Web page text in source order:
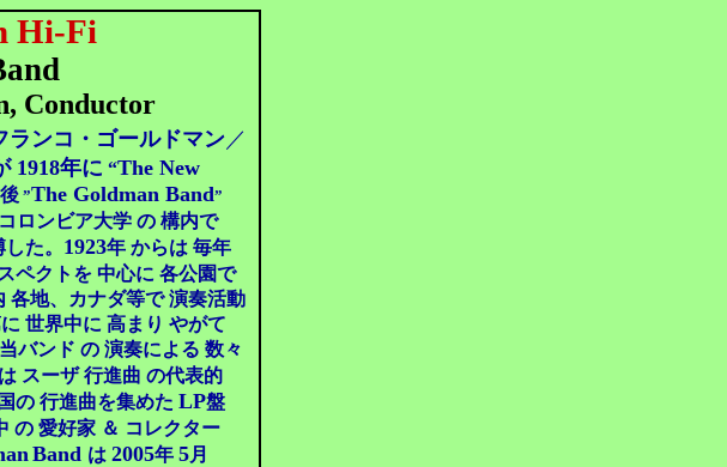
Hi-Fi
Conductor
ランコ・ゴールドマン／
1918年に “The New
”The Goldman Band”
ロンビア大学 の 構内で
た。 1923年 からは 毎年
ペクトを 中心に 各公園で
各地、カナダ等で 演奏活動
世界中に 高まり やがて
バンド の 演奏による 数々
スーザ 行進曲 の代表的
の 行進曲を集めた LP盤
の 愛好家 ＆ コレクター
Band は 2005年 5月